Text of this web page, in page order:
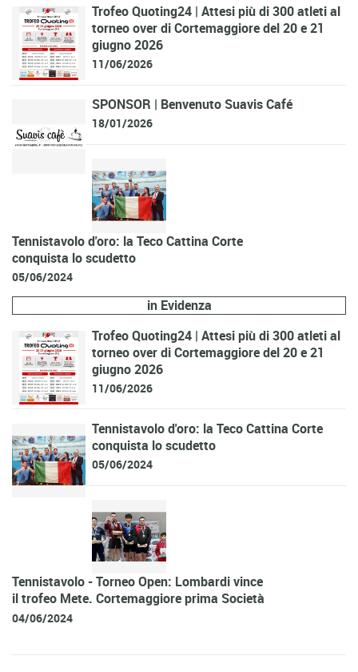
Trofeo Quoting24 | Attesi più di 300 atleti al
torneo over di Cortemaggiore del 20 e 21
giugno 2026
11/06/2026
SPONSOR | Benvenuto Suavis Café
18/01/2026
Tennistavolo d'oro: la Teco Cattina Corte
conquista lo scudetto
05/06/2024
in Evidenza
Trofeo Quoting24 | Attesi più di 300 atleti al
torneo over di Cortemaggiore del 20 e 21
giugno 2026
11/06/2026
Tennistavolo d'oro: la Teco Cattina Corte
conquista lo scudetto
05/06/2024
Tennistavolo - Torneo Open: Lombardi vince
il trofeo Mete. Cortemaggiore prima Società
04/06/2024